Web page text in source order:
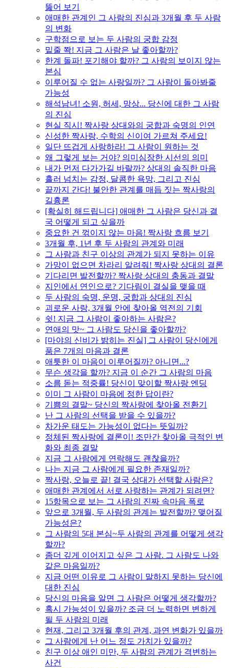
뚫어 보기
애매한 관계인 그 사람의 진심과 3개월 후 두 사람
의 변화
구학점으로 보는 두 사람의 궁합 감정
밑줄 쫙! 지금 그 사람은 날 좋아할까?
한계 돌파! 포기해야 할까? 그 사람의 보이지 않는
본심
이루어질 수 없는 사랑일까? 그 사람이 돌아봐줄
가능성
해석남녀! 소원, 허세, 망상... 당신에 대한 그 사람
의 진심
현실 직시! 짝사랑 상대와의 궁합과 숙명의 인연
신성한 짝사랑, 수학의 신이여 가르쳐 주세요!
일단 뜨겁게 사랑하라! 그 사람이 원하는 것
왜 그렇게 보는 거야? 의미심장한 시선의 의미
내가 먼저 다가가길 바랄까? 상대의 솔직한 마음
흘러 넘치는 감정, 달콤한 욕망, 그리고 진심
끝까지 간다! 불안한 관계를 매듭 짓는 짝사랑의
길흉론
[확실히 해드립니다] 애매한 그 사람은 당신과 결
국 어떻게 되고 싶을까
중요한 건 꺾이지 않는 마음! 짝사랑 흐름 보기
3개월 후, 1년 후 두 사람의 관계와 미래
그 사람과 친구 이상의 관계가 되지 못하는 이유
가망이 없으면 차라리 알려줘! 짝사랑 상대의 결론
기다리면 발전할까? 짝사랑 상대의 충동과 결말
지인에서 연인으로? 기다림이 결실을 맺을 때
두 사람의 숙명, 운명, 궁합과 상대의 진심
괴로운 사랑, 3개월 안에 찾아올 역전의 기회
쉿! 지금 그 사람이 좋아하는 사람은?
연애의 맛~ 그 사람도 당신을 좋아할까?
[마야의 신비가 밝히는 진실] 그 사람이 당신에게
품은 7개의 마음과 결론
애틋한 이 마음이 이루어질까? 아니면...?
무슨 생각을 할까? 지금 이 순간 그 사람의 마음
소름 돋는 적중률! 당신이 맞이할 짝사랑 엔딩
이미 그 사람이 마음에 정한 답이란?
기쁨의 결말~ 당신의 짝사랑에 찾아올 전환기
난 그 사람의 선택을 받을 수 있을까?
차가운 태도는 가능성이 없다는 뜻일까?
정체된 짝사랑에 결론이! 조만간 찾아올 극적인 변
화와 최종 결말
지금 그 사람에게 연락해도 괜찮을까?
나는 지금 그 사람에게 필요한 존재일까?
짝사랑, 오늘로 끝! 결국 상대가 선택할 사람은?
애매한 관계에서 서로 사랑하는 관계가 되려면?
15항목으로 보는 그 사람의 진짜 속마음 폭로
앞으로 3개월, 두 사람의 관계는 발전할까? 맺어질
가능성은?
그 사람의 5대 본심~두 사람의 관계를 어떻게 생각
할까?
좀더 깊게 이어지고 싶은 그 사람. 그 사람도 나와
같은 마음일까?
지금 어떤 이유로 그 사람이 말하지 못하는 당신에
대한 진심
당신의 마음을 알면 그 사람은 어떻게 생각할까?
혹시 가능성이 있을까? 조금 더 노력하면 변하게
될 두 사람의 미래
현재, 그리고 3개월 후의 관계, 과연 변화가 있을까
그 사람에게 난 어느 정도 가치가 있을까?
친구 이상 애인 미만, 두 사람의 관계가 격변하는
사건